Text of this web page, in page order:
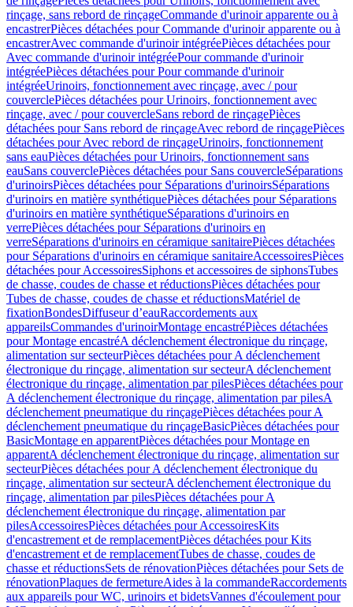
rinçage, sans rebord de rinçageCommande d'urinoir apparente ou à
encastrerPièces détachées pour Commande d'urinoir apparente ou à
encastrerAvec commande d'urinoir intégréePièces détachées pour
Avec commande d'urinoir intégréePour commande d'urinoir
intégréePièces détachées pour Pour commande d'urinoir
intégréeUrinoirs, fonctionnement avec rinçage, avec / pour
couverclePièces détachées pour Urinoirs, fonctionnement avec
rinçage, avec / pour couvercleSans rebord de rinçagePièces
détachées pour Sans rebord de rinçageAvec rebord de rinçagePièces
détachées pour Avec rebord de rinçageUrinoirs, fonctionnement
sans eauPièces détachées pour Urinoirs, fonctionnement sans
eauSans couverclePièces détachées pour Sans couvercleSéparations
d'urinoirsPièces détachées pour Séparations d'urinoirsSéparations
d'urinoirs en matière synthétiquePièces détachées pour Séparations
d'urinoirs en matière synthétiqueSéparations d'urinoirs en
verrePièces détachées pour Séparations d'urinoirs en
verreSéparations d'urinoirs en céramique sanitairePièces détachées
pour Séparations d'urinoirs en céramique sanitaireAccessoiresPièces
détachées pour AccessoiresSiphons et accessoires de siphonsTubes
de chasse, coudes de chasse et réductionsPièces détachées pour
Tubes de chasse, coudes de chasse et réductionsMatériel de
fixationBondesDiffuseur d’eauRaccordements aux
appareilsCommandes d'urinoirMontage encastréPièces détachées
pour Montage encastréA déclenchement électronique du rinçage,
alimentation sur secteurPièces détachées pour A déclenchement
électronique du rinçage, alimentation sur secteurA déclenchement
électronique du rinçage, alimentation par pilesPièces détachées pour
A déclenchement électronique du rinçage, alimentation par pilesA
déclenchement pneumatique du rinçagePièces détachées pour A
déclenchement pneumatique du rinçageBasicPièces détachées pour
BasicMontage en apparentPièces détachées pour Montage en
apparentA déclenchement électronique du rinçage, alimentation sur
secteurPièces détachées pour A déclenchement électronique du
rinçage, alimentation sur secteurA déclenchement électronique du
rinçage, alimentation par pilesPièces détachées pour A
déclenchement électronique du rinçage, alimentation par
pilesAccessoiresPièces détachées pour AccessoiresKits
d'encastrement et de remplacementPièces détachées pour Kits
d'encastrement et de remplacementTubes de chasse, coudes de
chasse et réductionsSets de rénovationPièces détachées pour Sets de
rénovationPlaques de fermetureAides à la commandeRaccordements
aux appareils pour WC, urinoirs et bidetsVannes d'écoulement pour